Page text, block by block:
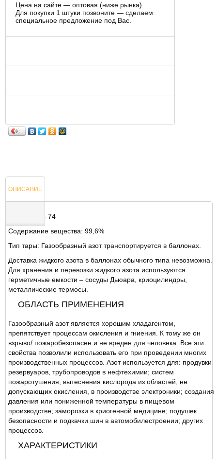
Цена на сайте — оптовая (ниже рынка).
Для покупки 1 штуки позвоните — сделаем
специальное предложение под Вас.
ОПИСАНИЕ
ГОСТ 5293- 74
Содержание вещества: 99,6%
Тип тары: Газообразный азот транспортируется в баллонах.
Доставка жидкого азота в баллонах обычного типа невозможна.
Для хранения и перевозки жидкого азота используются
герметичные емкости – сосуды Дьюара, криоцилиндры,
металлические термосы.
ОБЛАСТЬ ПРИМЕНЕНИЯ
Газообразный азот является хорошим хладагентом,
препятствует процессам окисления и гниения. К тому же он
взрыво/ пожаробезопасен и не вреден для человека. Все эти
свойства позволили использовать его при проведении многих
производственных процессов. Азот используется для: продувки
резервуаров, трубопроводов в нефтехимии; систем
пожаротушения; вытеснения кислорода из областей, не
допускающих окисления, в производстве электроники; создания
давления или пониженной температуры в пищевом
производстве; заморозки в криогенной медицине; подушек
безопасности и подкачки шин в автомобилестроении; других
процессов.
ХАРАКТЕРИСТИКИ